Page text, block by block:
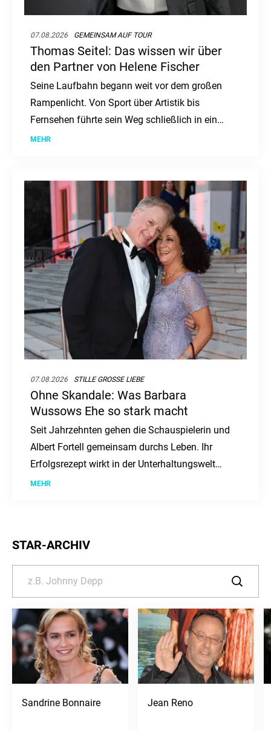
07.08.2026 GEMEINSAM AUF TOUR
Thomas Seitel: Das wissen wir über
den Partner von Helene Fischer
Seine Laufbahn begann weit vor dem großen
Rampenlicht. Von Sport über Artistik bis
Fernsehen führte sein Weg schließlich in ein
ganz neues Leben.
MEHR
07.08.2026 STILLE GROSSE LIEBE
Ohne Skandale: Was Barbara
Wussows Ehe so stark macht
Seit Jahrzehnten gehen die Schauspielerin und
Albert Fortell gemeinsam durchs Leben. Ihr
Erfolgsrezept wirkt in der Unterhaltungswelt
fast ungewöhnlich leise.
MEHR
STAR-ARCHIV
Sandrine Bonnaire Jean Reno